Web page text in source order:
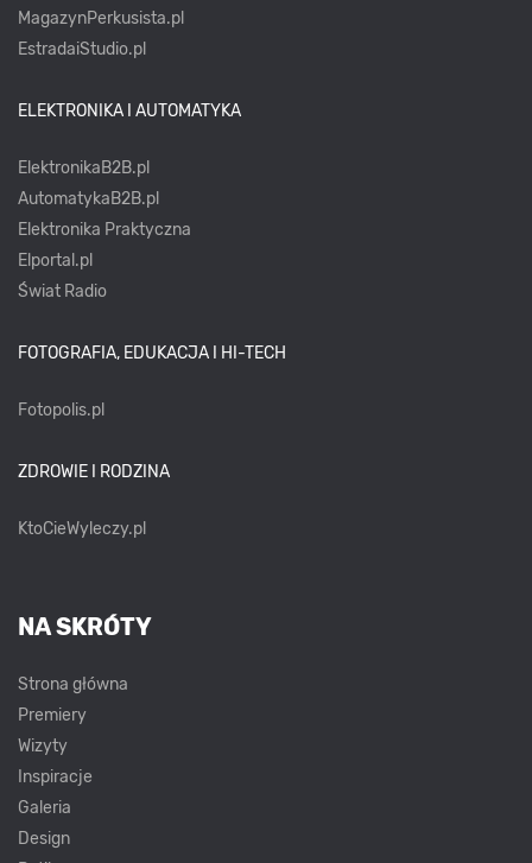
MagazynPerkusista.pl
EstradaiStudio.pl
ELEKTRONIKA I AUTOMATYKA
ElektronikaB2B.pl
AutomatykaB2B.pl
Elektronika Praktyczna
Elportal.pl
Świat Radio
FOTOGRAFIA, EDUKACJA I HI-TECH
Fotopolis.pl
ZDROWIE I RODZINA
KtoCieWyleczy.pl
NA SKRÓTY
Strona główna
Premiery
Wizyty
Inspiracje
Galeria
Design